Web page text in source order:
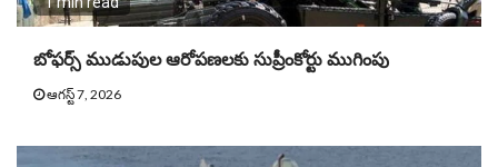
బోఫర్స్ ముడుపుల ఆరోపణలకు సుప్రీంకోర్టు ముగింపు
ఆగస్ట్ 7, 2026